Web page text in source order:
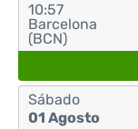
10:57
Barcelona
(BCN)
Sábado
01 Agosto